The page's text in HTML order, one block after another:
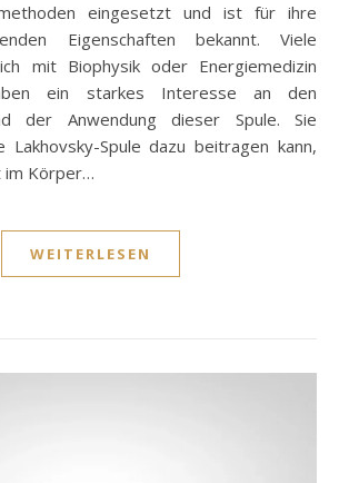
eingesetzt und ist für ihre
Eigenschaften bekannt. Viele
mit Biophysik oder Energiemedizin
ein starkes Interesse an den
der Anwendung dieser Spule. Sie
Lakhovsky-Spule dazu beitragen kann,
im Körper…
WEITERLESEN